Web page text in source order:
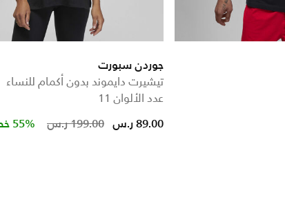
جوردن سبورت
تيشيرت دايموند بدون أكمام للنساء
عدد الألوان 11
Price reduced from
199.00 ر.س to 89.00 ر.س 55% خصم